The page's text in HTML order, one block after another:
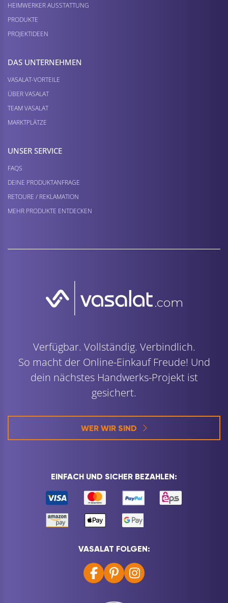
HEIMWERKER AUSSTATTUNG
PRODUKTE
PROJEKTIDEEN
DAS UNTERNEHMEN
VASALAT-VORTEILE
ÜBER VASALAT
TEAM VASALAT
MARKTPLÄTZE
UNSER SERVICE
FAQS
DEINE PRODUKTANFRAGE
RETOURE / REKLAMATION
MEHR PRODUKTE ENTDECKEN
Verfügbar. Vollständig. Verbindlich.
So macht der Online-Einkauf Freude! Und
dein nächstes Handwerks-Projekt ist
gesichert.
WER WIR SIND
EINFACH UND SICHER BEZAHLEN:
VASALAT FOLGEN: